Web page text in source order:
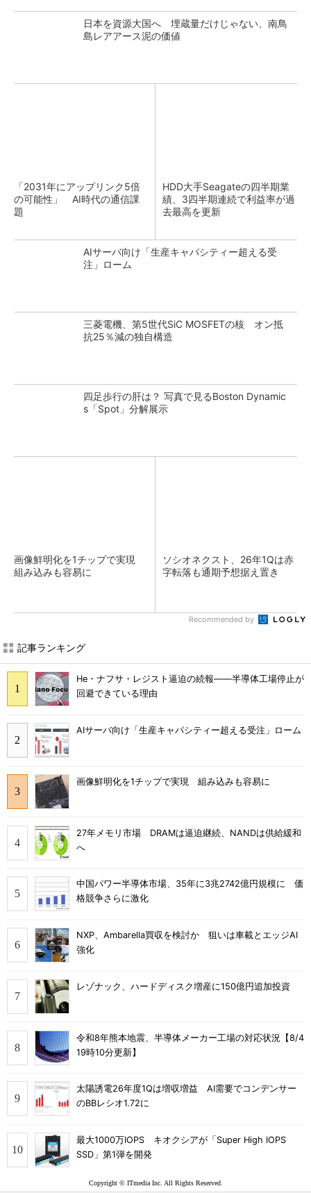
日本を資源大国へ 埋蔵量だけじゃない、南鳥
島レアアース泥の価値
「2031年にアップリンク5倍
の可能性」 AI時代の通信課
題
HDD大手Seagateの四半期業
績、3四半期連続で利益率が過
去最高を更新
AIサーバ向け「生産キャパシティー超える受
注」ローム
三菱電機、第5世代SiC MOSFETの核 オン抵
抗25％減の独自構造
四足歩行の肝は？ 写真で見るBoston Dynamic
s「Spot」分解展示
画像鮮明化を1チップで実現
組み込みも容易に
ソシオネクスト、26年1Qは赤
字転落も通期予想据え置き
Recommended by
記事ランキング
He・ナフサ・レジスト逼迫の続報――半導体工場停止が
回避できている理由
AIサーバ向け「生産キャパシティー超える受注」ローム
画像鮮明化を1チップで実現 組み込みも容易に
27年メモリ市場 DRAMは逼迫継続、NANDは供給緩和
へ
中国パワー半導体市場、35年に3兆2742億円規模に 価
格競争さらに激化
NXP、Ambarella買収を検討か 狙いは車載とエッジAI
強化
レゾナック、ハードディスク増産に150億円追加投資
令和8年熊本地震、半導体メーカー工場の対応状況【8/4
19時10分更新】
太陽誘電26年度1Qは増収増益 AI需要でコンデンサー
のBBレシオ1.72に
最大1000万IOPS キオクシアが「Super High IOPS
SSD」第1弾を開発
Copyright © ITmedia Inc. All Rights Reserved.